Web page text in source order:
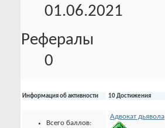
01.06.2021
Рефералы
0
Информация об активности
Всего баллов:
10 Достижения
Адвокат дьявола